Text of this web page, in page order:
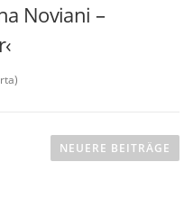
Noviani –
NEUERE BEITRÄGE